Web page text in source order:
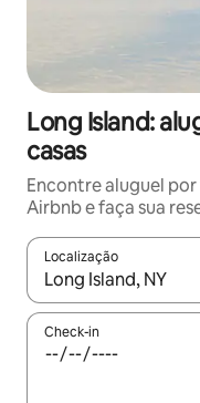
Long Island:
casas
Encontre aluguel
Airbnb e faça sua
Localização
Quando os
Check-in